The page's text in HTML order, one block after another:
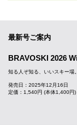
最新号ご案内
BRAVOSKI 2026
知る人ぞ知る、いいスキー場
発売日：2025年12月16日
定価：1,540円 (本体1,400円)